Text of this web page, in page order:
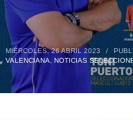
MIÉRCOLES, 26 ABRIL 2023 /
VALENCIANA
NOTICIAS